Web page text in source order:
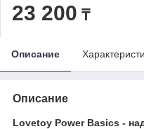
23 200 ₸
Описание
Описание
Lovetoy Power Basics -